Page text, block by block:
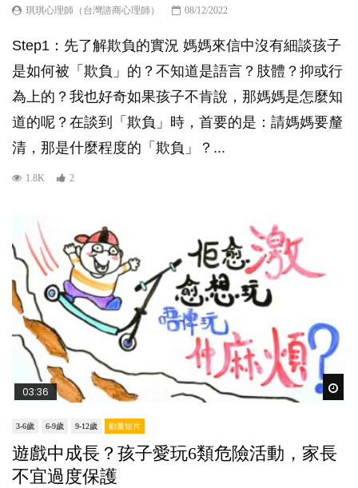
琪琪心理師（台灣諮商心理師） 08/12/2022
Step1：先了解欺負的實況 媽媽來信中沒有細談孩子
是如何被「欺負」的？不知道是語言？肢體？抑或行
為上的？我也好奇如果孩子不肯說，那媽媽是怎麼知
道的呢？在談到「欺負」時，首要的是：請媽媽要釐
清，那是什麼程度的「欺負」？...
1.8K 2
03:36
3-6歲 6-9歲 9-12歲 動畫短片
遊戲中成長？孩子愛玩6類危險活動，家長
不宜過度保護